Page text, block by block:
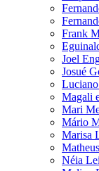
Frank
Joel
Josué
Magali
Mari
Mário
Marisa
Néia